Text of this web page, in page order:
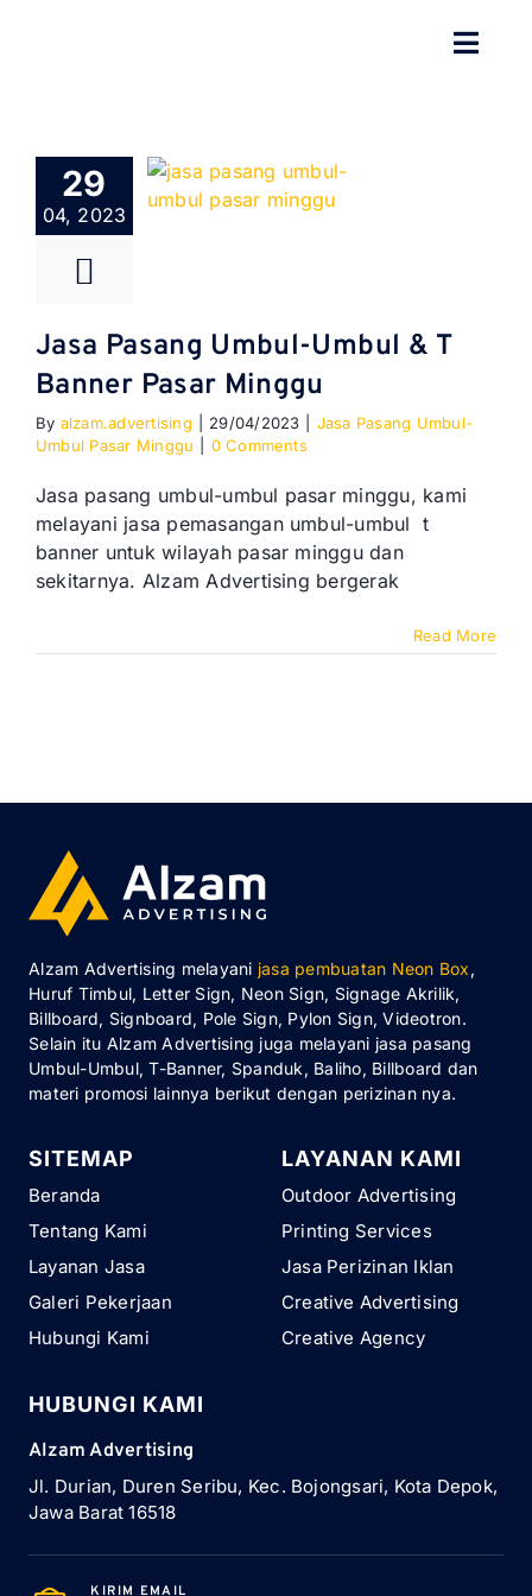
TENTANG
SPESIALISASI
GALERI
KONTAK
BLOG
29
04, 2023
Jasa Pasang Umbul-Umbul & T
Banner Pasar Minggu
By alzam.advertising 29/04/2023
Jasa Pasang Umbul-
Umbul Pasar Minggu
0 Comments
Jasa pasang umbul-umbul pasar minggu, kami
melayani jasa pemasangan umbul-umbul t
banner untuk wilayah pasar minggu dan
sekitarnya. Alzam Advertising bergerak
Read More
Alzam Advertising melayani jasa pembuatan Neon Box,
Huruf Timbul, Letter Sign, Neon Sign, Signage Akrilik,
Billboard, Signboard, Pole Sign, Pylon Sign, Videotron.
Selain itu Alzam Advertising juga melayani jasa pasang
Umbul-Umbul, T-Banner, Spanduk, Baliho, Billboard dan
materi promosi lainnya berikut dengan perizinan nya.
SITEMAP
Beranda
Tentang Kami
Layanan Jasa
Galeri Pekerjaan
Hubungi Kami
LAYANAN KAMI
Outdoor Advertising
Printing Services
Jasa Perizinan Iklan
Creative Advertising
Creative Agency
HUBUNGI KAMI
Alzam Advertising
Jl. Durian, Duren Seribu, Kec. Bojongsari, Kota Depok,
Jawa Barat 16518
KIRIM EMAIL